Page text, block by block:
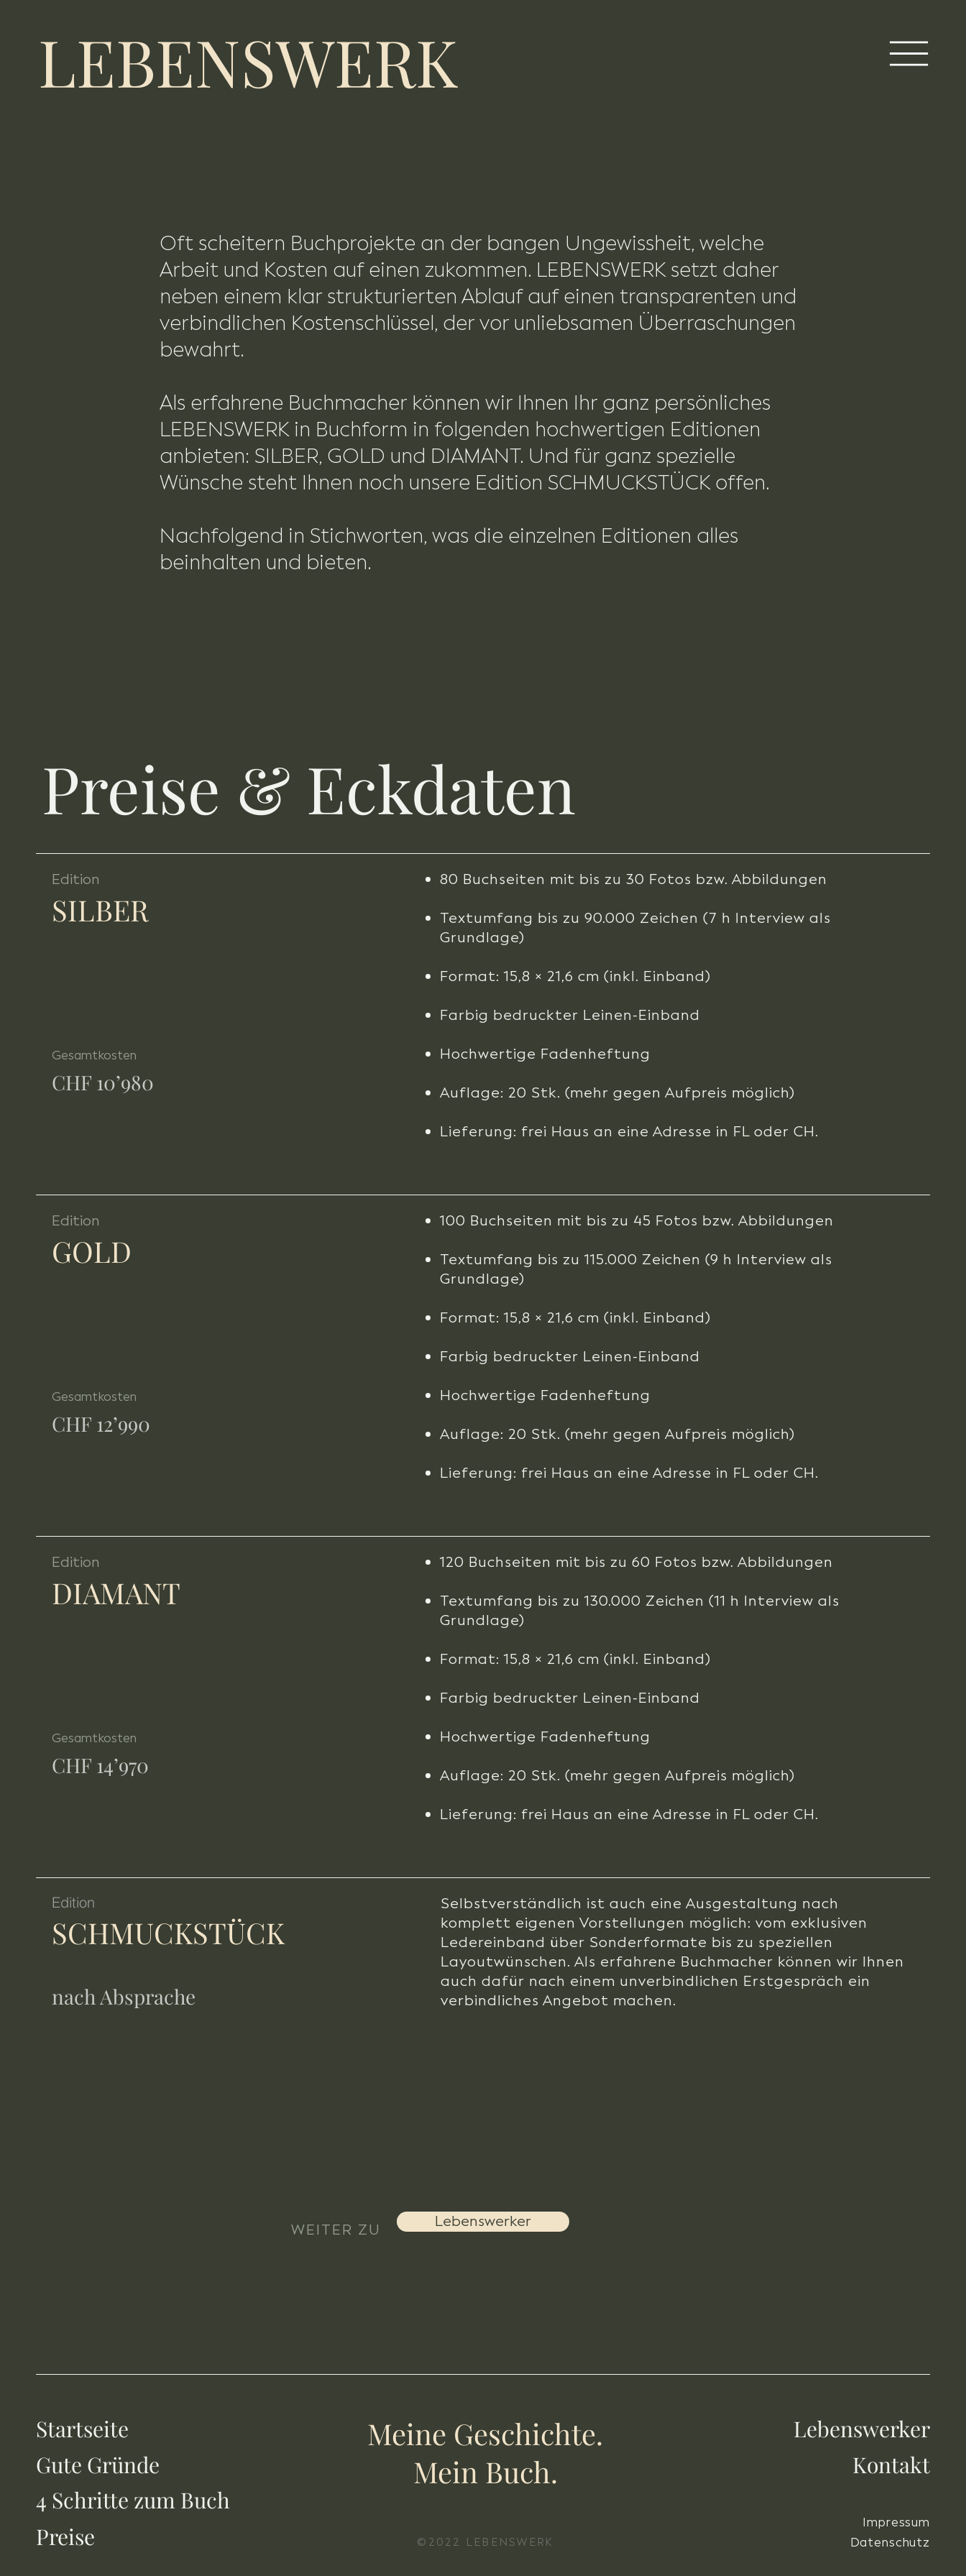
LEBENSWERK
Oft scheitern Buchprojekte an der bangen Ungewissheit, welche
Arbeit und Kosten auf einen zukommen. LEBENSWERK setzt daher
neben einem klar strukturierten Ablauf auf einen transparenten und
verbindlichen Kostenschlüssel, der vor unliebsamen Überraschungen
bewahrt.
Als erfahrene Buchmacher können wir Ihnen Ihr ganz persönliches
LEBENSWERK in Buchform in folgenden hochwertigen Editionen
anbieten: SILBER, GOLD und DIAMANT. Und für ganz spezielle
Wünsche steht Ihnen noch unsere Edition SCHMUCKSTÜCK offen.
Nachfolgend in Stichworten, was die einzelnen Editionen alles
beinhalten und bieten.
Preise & Eckdaten
Edition
SILBER
Gesamtkosten
CHF 10’980
80 Buchseiten mit bis zu 30 Fotos bzw. Abbildungen
Textumfang bis zu 90.000 Zeichen (7 h Interview als
Grundlage)
Format: 15,8 × 21,6 cm (inkl. Einband)
Farbig bedruckter Leinen-Einband
Hochwertige Fadenheftung
Auflage: 20 Stk. (mehr gegen Aufpreis möglich)
Lieferung: frei Haus an eine Adresse in FL oder CH.
Edition
GOLD
Gesamtkosten
CHF 12’990
100 Buchseiten mit bis zu 45 Fotos bzw. Abbildungen
Textumfang bis zu 115.000 Zeichen (9 h Interview als
Grundlage)
Format: 15,8 × 21,6 cm (inkl. Einband)
Farbig bedruckter Leinen-Einband
Hochwertige Fadenheftung
Auflage: 20 Stk. (mehr gegen Aufpreis möglich)
Lieferung: frei Haus an eine Adresse in FL oder CH.
Edition
DIAMANT
Gesamtkosten
CHF 14’970
120 Buchseiten mit bis zu 60 Fotos bzw. Abbildungen
Textumfang bis zu 130.000 Zeichen (11 h Interview als
Grundlage)
Format: 15,8 × 21,6 cm (inkl. Einband)
Farbig bedruckter Leinen-Einband
Hochwertige Fadenheftung
Auflage: 20 Stk. (mehr gegen Aufpreis möglich)
Lieferung: frei Haus an eine Adresse in FL oder CH.
Edition
SCHMUCKSTÜCK
nach Absprache
Selbstverständlich ist auch eine Ausgestaltung nach
komplett eigenen Vorstellungen möglich: vom exklusiven
Ledereinband über Sonderformate bis zu speziellen
Layoutwünschen. Als erfahrene Buchmacher können wir Ihnen
auch dafür nach einem unverbindlichen Erstgespräch ein
verbindliches Angebot machen.
WEITER ZU Lebenswerker
Startseite
Gute Gründe
4 Schritte zum Buch
Preise
Meine Geschichte.
Mein Buch.
©2022 LEBENSWERK
Lebenswerker
Kontakt
Impressum
Datenschutz